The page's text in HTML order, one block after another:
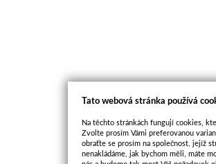
Tato webová stránka používá
Na těchto stránkách fungují cookies,
Zvolte prosím Vámi preferovanou
obraťte se prosím na společnost, jejíž
nenakládáme, jak bychom měli, máte